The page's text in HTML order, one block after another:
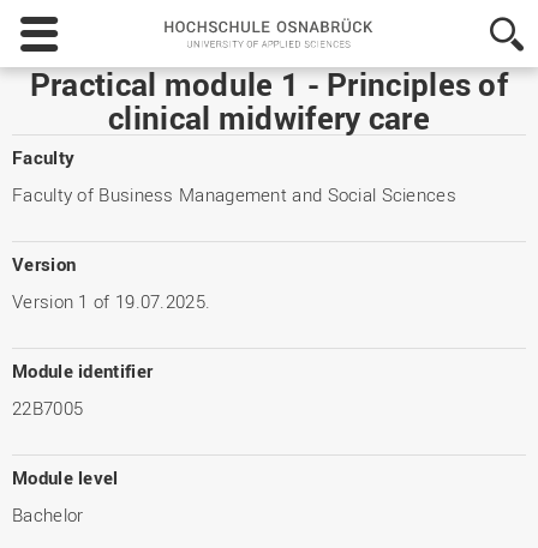
Hochschule
Osnabrück
-
University
of
Applied
Practical module 1 - Principles of
clinical midwifery care
Faculty
Faculty of Business Management and Social Sciences
Version
Version 1 of 19.07.2025.
Module identifier
22B7005
Module level
Bachelor